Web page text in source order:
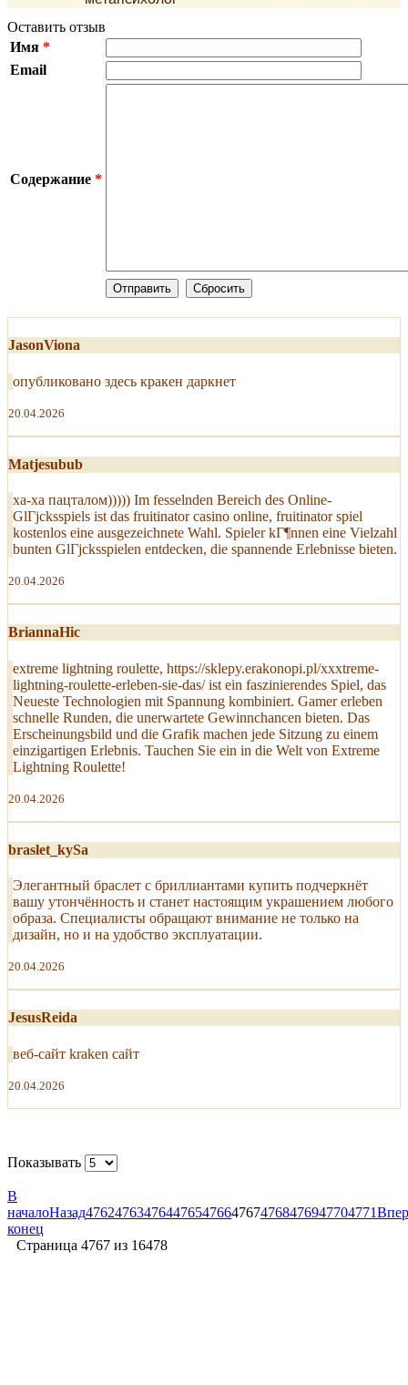
Оставить отзыв
Имя *
Email
Содержание *
JasonViona
опубликовано здесь кракен даркнет
20.04.2026
Matjesubub
ха-ха пацталом))))) Im fesselnden Bereich des Online-
GlГјcksspiels ist das fruitinator casino online, fruitinator spiel
kostenlos eine ausgezeichnete Wahl. Spieler kГ¶nnen eine Vielzahl
bunten GlГјcksspielen entdecken, die spannende Erlebnisse bieten.
20.04.2026
BriannaHic
extreme lightning roulette, https://sklepy.erakonopi.pl/xxxtreme-
lightning-roulette-erleben-sie-das/ ist ein faszinierendes Spiel, das
Neueste Technologien mit Spannung kombiniert. Gamer erleben
schnelle Runden, die unerwartete Gewinnchancen bieten. Das
Erscheinungsbild und die Grafik machen jede Sitzung zu einem
einzigartigen Erlebnis. Tauchen Sie ein in die Welt von Extreme
Lightning Roulette!
20.04.2026
braslet_kySa
Элегантный браслет с бриллиантами купить подчеркнёт
вашу утончённость и станет настоящим украшением любого
образа. Специалисты обращают внимание не только на
дизайн, но и на удобство эксплуатации.
20.04.2026
JesusReida
веб-сайт kraken сайт
20.04.2026
Показывать
В
началоНазад4762476347644765476647674768476947704771
конец
Страница 4767 из 16478